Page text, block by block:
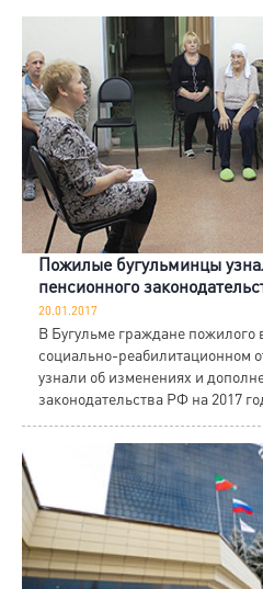
Пожилые бугульминцы
пенсионного
20.01.2017
В Бугульме граждане
социально-реабилитационном
узнали об изменениях и
законодательства РФ на 2017